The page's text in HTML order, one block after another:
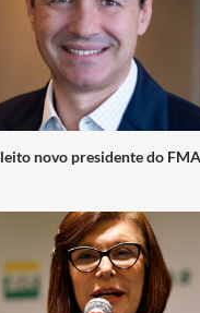
novo presidente do